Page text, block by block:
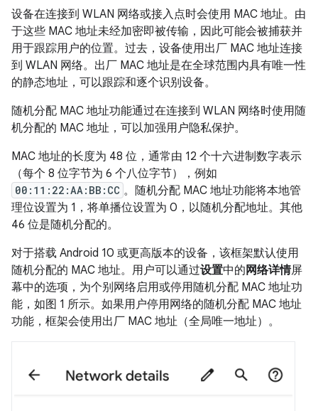
设备在连接到 WLAN 网络或接入点时会使用 MAC 地址。由
于这些 MAC 地址未经加密即被传输，因此可能会被捕获并
用于跟踪用户的位置。过去，设备使用出厂 MAC 地址连接
到 WLAN 网络。 出厂 MAC 地址是在全球范围内具有唯一性
的静态地址，可以跟踪和逐个识别设备。
随机分配 MAC 地址功能通过在连接到 WLAN 网络时使用随
机分配的 MAC 地址，可以加强用户隐私保护。
MAC 地址的长度为 48 位，通常由 12 个十六进制数字表示
（每个 8 位字节为 6 个八位字节），例如
00:11:22:AA:BB:CC 。随机分配 MAC 地址功能将本地管
理位设置为 1，将单播位设置为 0，以随机分配地址。 其他
46 位是随机分配的。
对于搭载 Android 10 或更高版本的设备，该框架默认使用
随机分配的 MAC 地址。用户可以通过设置中的 网络详情屏
幕中的选项，为个别网络启用或停用随机分配 MAC 地址功
能，如图 1 所示。如果用户停用网络的随机分配 MAC 地址
功能，框架会使用出厂 MAC 地址（全局唯一地址）。